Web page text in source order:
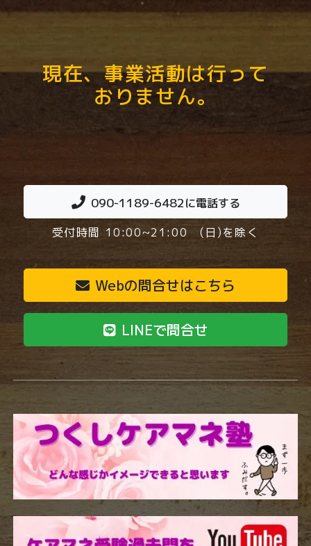
現在、事業活動は行って
おりません。
090-1189-6482に電話する
受付時間 10:00~21:00 (日)を除く
Webの問合せはこちら
LINEで問合せ